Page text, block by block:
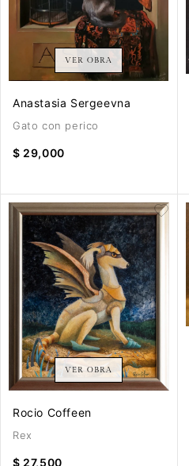
VER OBRA
Anastasia Sergeevna
Gato con perico
$ 29,000
VER OBRA
Rocio Coffeen
Rex
$ 27,500